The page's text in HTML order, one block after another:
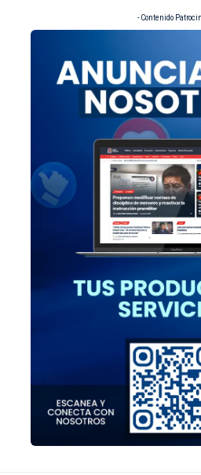
- Contenido